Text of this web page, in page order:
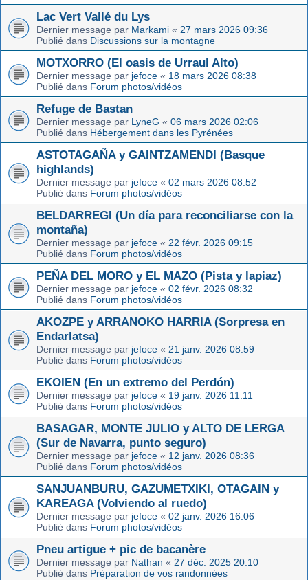
Lac Vert Vallé du Lys
Dernier message par Markami « 27 mars 2026 09:36
Publié dans Discussions sur la montagne
MOTXORRO (El oasis de Urraul Alto)
Dernier message par jefoce « 18 mars 2026 08:38
Publié dans Forum photos/vidéos
Refuge de Bastan
Dernier message par LyneG « 06 mars 2026 02:06
Publié dans Hébergement dans les Pyrénées
ASTOTAGAÑA y GAINTZAMENDI (Basque
highlands)
Dernier message par jefoce « 02 mars 2026 08:52
Publié dans Forum photos/vidéos
BELDARREGI (Un día para reconciliarse con la
montaña)
Dernier message par jefoce « 22 févr. 2026 09:15
Publié dans Forum photos/vidéos
PEÑA DEL MORO y EL MAZO (Pista y lapiaz)
Dernier message par jefoce « 02 févr. 2026 08:32
Publié dans Forum photos/vidéos
AKOZPE y ARRANOKO HARRIA (Sorpresa en
Endarlatsa)
Dernier message par jefoce « 21 janv. 2026 08:59
Publié dans Forum photos/vidéos
EKOIEN (En un extremo del Perdón)
Dernier message par jefoce « 19 janv. 2026 11:11
Publié dans Forum photos/vidéos
BASAGAR, MONTE JULIO y ALTO DE LERGA
(Sur de Navarra, punto seguro)
Dernier message par jefoce « 12 janv. 2026 08:36
Publié dans Forum photos/vidéos
SANJUANBURU, GAZUMETXIKI, OTAGAIN y
KAREAGA (Volviendo al ruedo)
Dernier message par jefoce « 02 janv. 2026 16:06
Publié dans Forum photos/vidéos
Pneu artigue + pic de bacanère
Dernier message par Nathan « 27 déc. 2025 20:10
Publié dans Préparation de vos randonnées